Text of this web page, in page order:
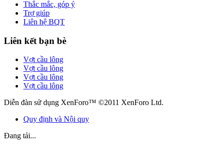
Thắc mắc, góp ý
Trợ giúp
Liên hệ BQT
Liên kết bạn bè
Vợt cầu lông
Vợt cầu lông
Vợt cầu lông
Vợt cầu lông
Diễn đàn sử dụng XenForo™ ©2011 XenForo Ltd.
Quy định và Nội quy
Đang tải...